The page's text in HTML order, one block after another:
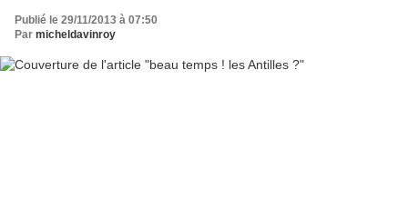
Publié le 29/11/2013 à 07:50
Par micheldavinroy